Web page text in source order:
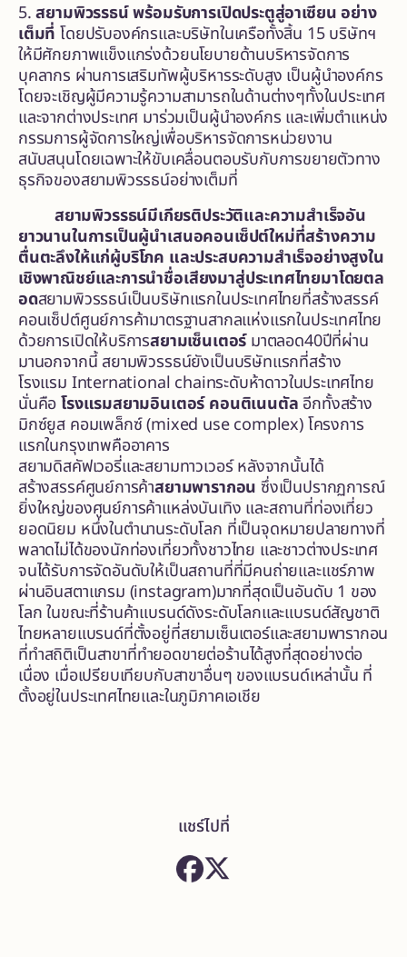
5.สยามพิวรรธน์ พร้อมรับการเปิดประตูสู่อาเซียน อย่าง
เต็มที่ โดยปรับองค์กรและบริษัทในเครือทั้งสิ้น 15 บริษัทฯ
ให้มีศักยภาพแข็งแกร่งด้วยนโยบายด้านบริหารจัดการ
บุคลากร ผ่านการเสริมทัพผู้บริหารระดับสูง เป็นผู้นำองค์กร
โดยจะเชิญผู้มีความรู้ความสามารถในด้านต่างๆทั้งในประเทศ
และจากต่างประเทศ มาร่วมเป็นผู้นำองค์กร และเพิ่มตำแหน่ง
กรรมการผู้จัดการใหญ่เพื่อบริหารจัดการหน่วยงาน
สนับสนุนโดยเฉพาะให้ขับเคลื่อนตอบรับกับการขยายตัวทาง
ธุรกิจของสยามพิวรรธน์อย่างเต็มที่
สยามพิวรรธน์มีเกียรติประวัติและความสำเร็จอัน
ยาวนานในการเป็นผู้นำเสนอคอนเซ็ปต์ใหม่ที่สร้างความ
ตื่นตะลึงให้แก่ผู้บริโภค และประสบความสำเร็จอย่างสูงใน
เชิงพาณิชย์และการนำชื่อเสียงมาสู่ประเทศไทยมาโดยตล
อดสยามพิวรรธน์เป็นบริษัทแรกในประเทศไทยที่สร้างสรรค์
คอนเซ็ปต์ศูนย์การค้ามาตรฐานสากลแห่งแรกในประเทศไทย
ด้วยการเปิดให้บริการสยามเซ็นเตอร์มาตลอด40ปีที่ผ่าน
มานอกจากนี้ สยามพิวรรธน์ยังเป็นบริษัทแรกที่สร้าง
โรงแรม International chainระดับห้าดาวในประเทศไทย
นั่นคือโรงแรมสยามอินเตอร์ คอนติเนนตัลอีกทั้งสร้าง
มิกซ์ยูส คอมเพล็กซ์ (mixed use complex) โครงการ
แรกในกรุงเทพคืออาคาร
สยามดิสคัฟเวอรี่และสยามทาวเวอร์ หลังจากนั้นได้
สร้างสรรค์ศูนย์การค้าสยามพารากอน ซึ่งเป็นปรากฏการณ์
ยิ่งใหญ่ของศูนย์การค้าแหล่งบันเทิง และสถานที่ท่องเที่ยว
ยอดนิยม หนึ่งในตำนานระดับโลก ที่เป็นจุดหมายปลายทางที่
พลาดไม่ได้ของนักท่องเที่ยวทั้งชาวไทย และชาวต่างประเทศ
จนได้รับการจัดอันดับให้เป็นสถานที่ที่มีคนถ่ายและแชร์ภาพ
ผ่านอินสตาแกรม (instagram)มากที่สุดเป็นอันดับ 1 ของ
โลก ในขณะที่ร้านค้าแบรนด์ดังระดับโลกและแบรนด์สัญชาติ
ไทยหลายแบรนด์ที่ตั้งอยู่ที่สยามเซ็นเตอร์และสยามพารากอน
ที่ทำสถิติเป็นสาขาที่ทำยอดขายต่อร้านได้สูงที่สุดอย่างต่อ
เนื่อง เมื่อเปรียบเทียบกับสาขาอื่นๆ ของแบรนด์เหล่านั้น ที่
ตั้งอยู่ในประเทศไทยและในภูมิภาคเอเชีย
แชร์ไปที่